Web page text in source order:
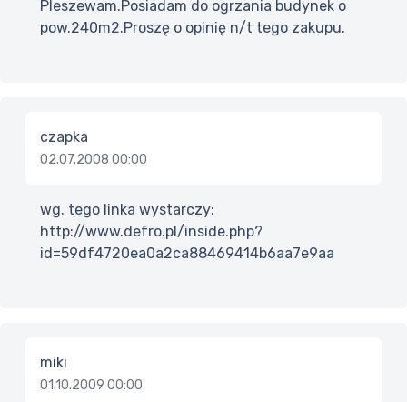
Pleszewam.Posiadam do ogrzania budynek o
pow.240m2.Proszę o opinię n/t tego zakupu.
czapka
02.07.2008 00:00
wg. tego linka wystarczy:
http://www.defro.pl/inside.php?
id=59df4720ea0a2ca88469414b6aa7e9aa
miki
01.10.2009 00:00